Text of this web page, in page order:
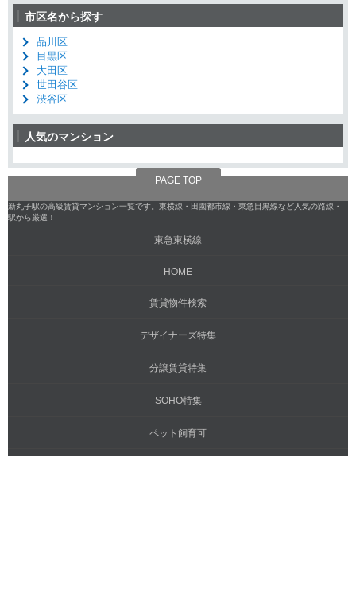
市区名から探す
品川区
目黒区
大田区
世田谷区
渋谷区
人気のマンション
PAGE TOP
新丸子駅の高級賃貸マンション一覧です。東横線・田園都市線・東急目黒線など人気の路線・
駅から厳選！
東急東横線
HOME
賃貸物件検索
デザイナーズ特集
分譲賃貸特集
SOHO特集
ペット飼育可